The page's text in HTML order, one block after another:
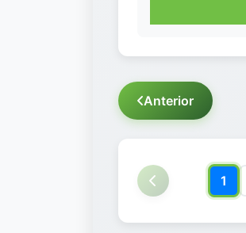
Anterior
1